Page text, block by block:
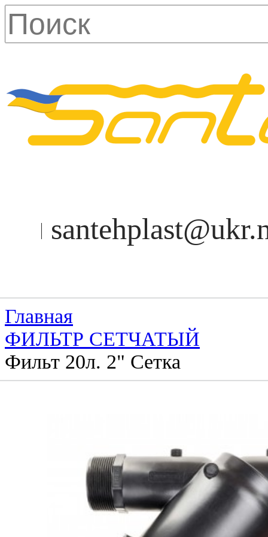
Главная
ФИЛЬТР СЕТЧАТЫЙ
Фильт 20л. 2" Сетка